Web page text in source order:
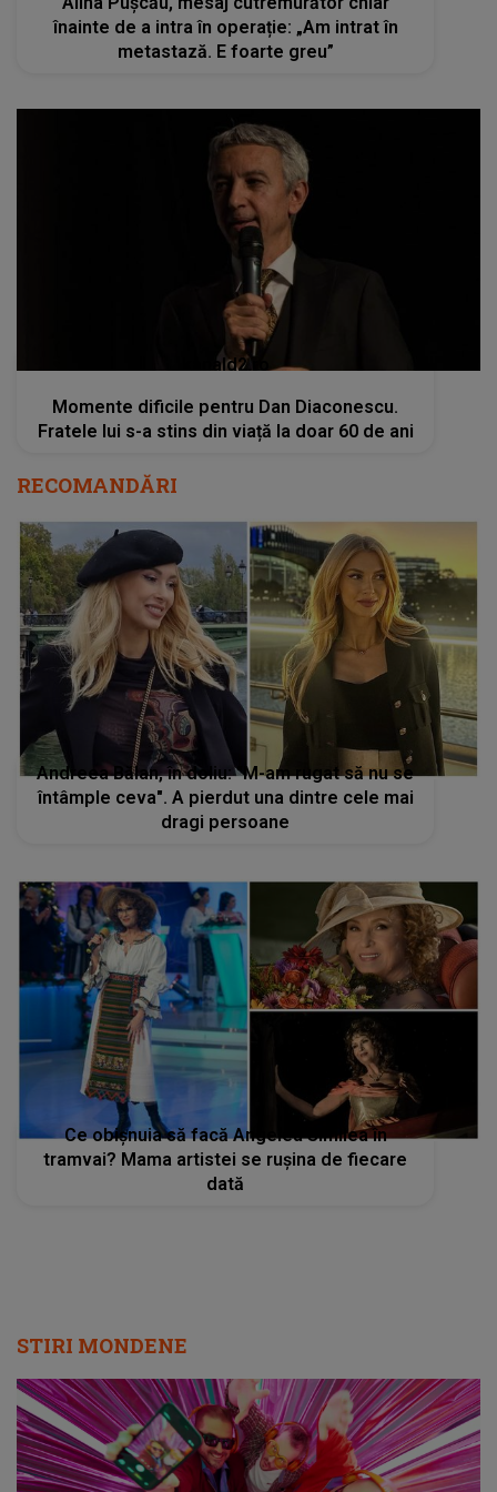
înainte de a intra în operație: „Am intrat în
metastază. E foarte greu”
kanald2.ro
Momente dificile pentru Dan Diaconescu.
Fratele lui s-a stins din viață la doar 60 de ani
RECOMANDĂRI
Andreea Bălan, în doliu: "M-am rugat să nu se
întâmple ceva". A pierdut una dintre cele mai
dragi persoane
Ce obișnuia să facă Angelea Similea în
tramvai? Mama artistei se rușina de fiecare
dată
STIRI MONDENE